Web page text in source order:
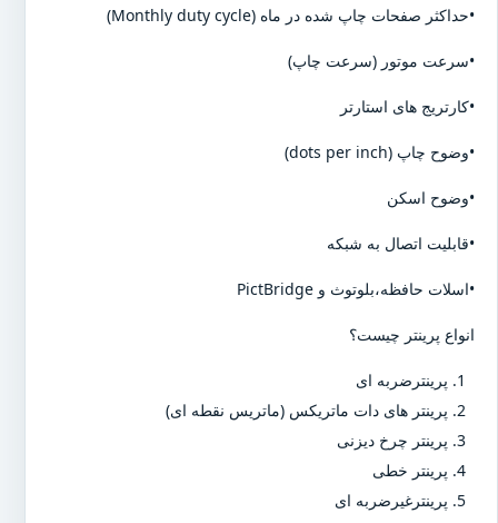
•حداکثر صفحات چاپ شده در ماه (Monthly duty cycle)
•سرعت موتور (سرعت چاپ)
•کارتریج های استارتر
•وضوح چاپ (dots per inch)
•وضوح اسکن
•قابلیت اتصال به شبکه
•اسلات حافظه،بلوتوث و PictBridge
انواع پرینتر چیست؟
پرینترضربه ای
پرینتر های دات ماتریکس (ماتریس نقطه ای)
پرینتر چرخ دیزنی
پرینتر خطی
پرینترغیرضربه ای